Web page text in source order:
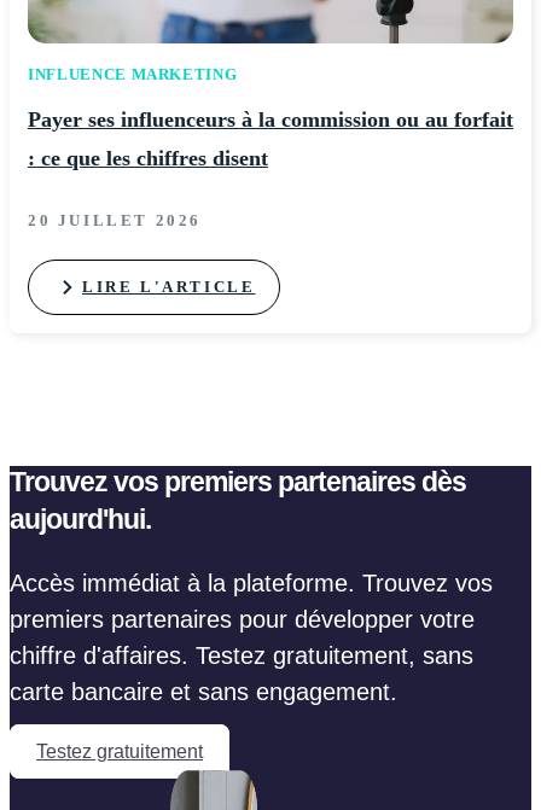
INFLUENCE MARKETING
Payer ses influenceurs à la commission ou au forfait
: ce que les chiffres disent
20 JUILLET 2026
LIRE L'ARTICLE
Trouvez vos premiers partenaires dès
aujourd'hui.
Accès immédiat à la plateforme. Trouvez vos
premiers partenaires pour développer votre
chiffre d'affaires. Testez gratuitement, sans
carte bancaire et sans engagement.
Testez gratuitement